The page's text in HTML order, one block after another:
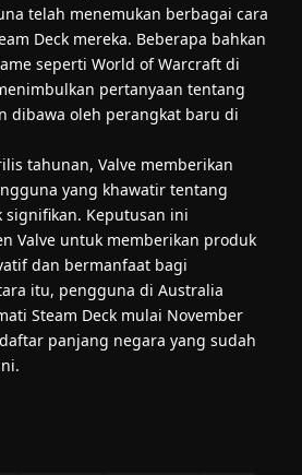
telah menemukan berbagai cara
Deck mereka. Beberapa bahkan
seperti World of Warcraft di
pertanyaan tentang
dibawa oleh perangkat baru di
tahunan, Valve memberikan
yang khawatir tentang
Keputusan ini
Valve untuk memberikan produk
dan bermanfaat bagi
itu, pengguna di Australia
Steam Deck mulai November
panjang negara yang sudah